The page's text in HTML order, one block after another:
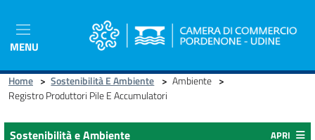
contenuto
MENU
Home > Sostenibilità E Ambiente > Ambiente >
Registro Produttori Pile E Accumulatori
Sostenibilità e Ambiente APRI